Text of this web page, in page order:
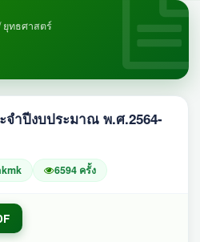
ทธศาสตร์
จำปีงบประมาณ พ.ศ.2564-
6594 ครั้ง